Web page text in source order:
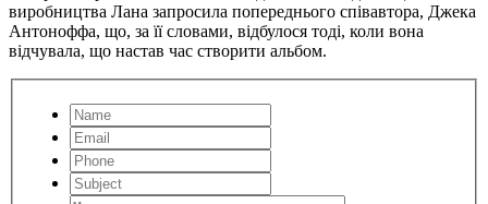
виробництва Лана запросила попереднього співавтора, Джека
Антоноффа, що, за її словами, відбулося тоді, коли вона
відчувала, що настав час створити альбом.